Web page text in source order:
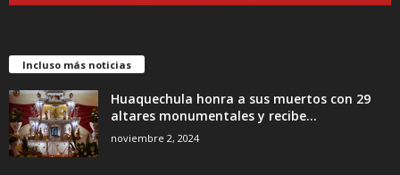
Incluso más noticias
Huaquechula honra a sus muertos con 29
altares monumentales y recibe...
noviembre 2, 2024